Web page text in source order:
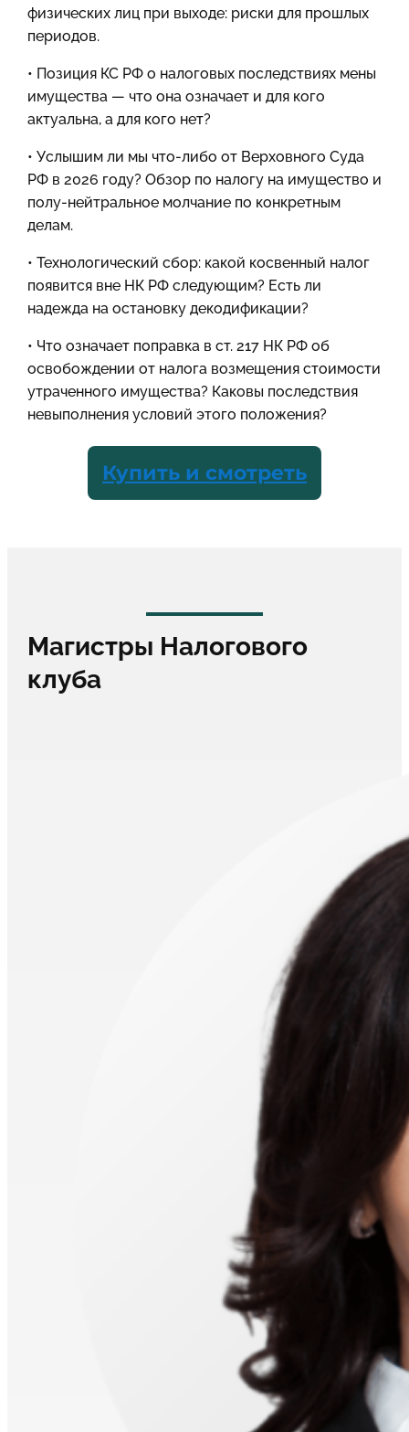
физических лиц при выходе: риски для прошлых
периодов.
• Позиция КС РФ о налоговых последствиях мены
имущества — что она означает и для кого
актуальна, а для кого нет?
• Услышим ли мы что-либо от Верховного Суда
РФ в 2026 году? Обзор по налогу на имущество и
полу-нейтральное молчание по конкретным
делам.
• Технологический сбор: какой косвенный налог
появится вне НК РФ следующим? Есть ли
надежда на остановку декодификации?
• Что означает поправка в ст. 217 НК РФ об
освобождении от налога возмещения стоимости
утраченного имущества? Каковы последствия
невыполнения условий этого положения?
Купить и смотреть
Магистры Налогового
клуба